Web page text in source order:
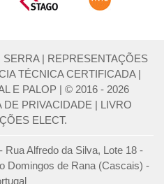
SERRA| REPRESENTAÇÕES
TÉCNICA CERTIFICADA|
E PALOP| © 2016 - 2026
DE PRIVACIDADE | LIVRO
ELECT.
Rua Alfredo da Silva, Lote 18 -
Domingos de Rana (Cascais) -